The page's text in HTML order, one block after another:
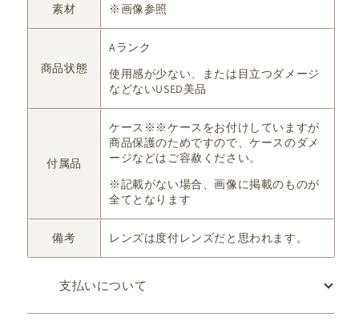
素材 ※画像参照
商品状態
Aランク
使用感が少ない、または目立つダメージ
などないUSED美品
付属品
ケース※※ケースをお付けしていますが
商品保護のためですので、ケースのダメ
ージなどはご容赦ください。
※記載がない場合、画像に掲載のものが
全てとなります
備考 レンズは度付レンズだと思われます。
支払いについて